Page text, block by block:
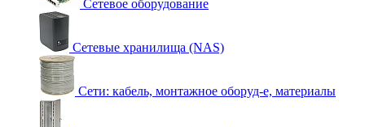
Сетевое оборудование
Сетевые хранилища (NAS)
Сети: кабель, монтажное оборуд-е, материалы